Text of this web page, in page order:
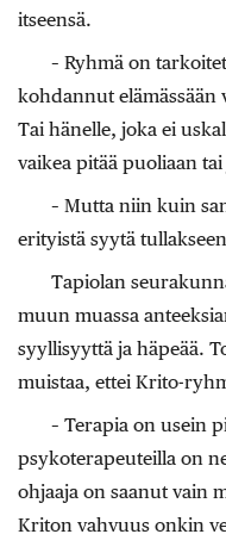
itseensä.
– Ryhmä on
kohdannut elämässään
Tai hänelle, joka ei
vaikea pitää puoliaan
– Mutta niin kuin
erityistä syytä
Tapiolan
muun muassa
syyllisyyttä ja häpeää.
muistaa, ettei Krito-
– Terapia on usein
psykoterapeuteilla on
ohjaaja on saanut vain
Kriton vahvuus onkin